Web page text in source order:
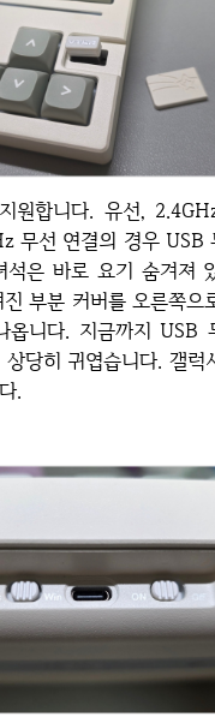
무선 연결의 경우 USB
석은 바로 요기 숨겨져
부분 커버를 오른쪽으
옵니다. 지금까지 USB
당히 귀엽습니다. 갤럭
.